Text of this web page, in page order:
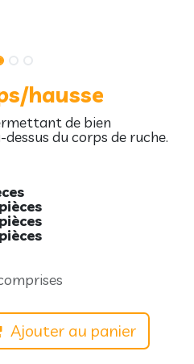
hausse
de bien
du corps de ruche.
Ajouter au panier